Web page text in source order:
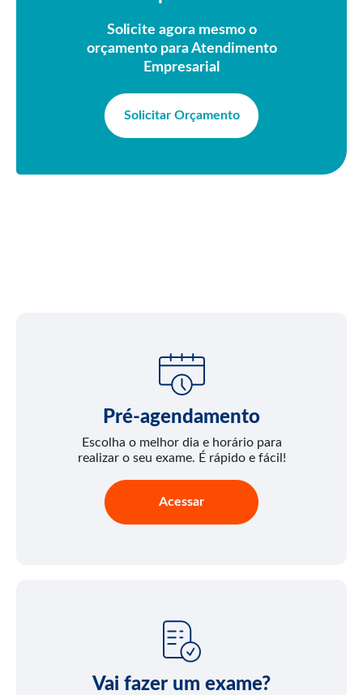
Solicite agora mesmo o
orçamento para Atendimento
Empresarial
Solicitar Orçamento
Pré-agendamento
Escolha o melhor dia e horário para
realizar o seu exame. É rápido e fácil!
Acessar
Vai fazer um exame?